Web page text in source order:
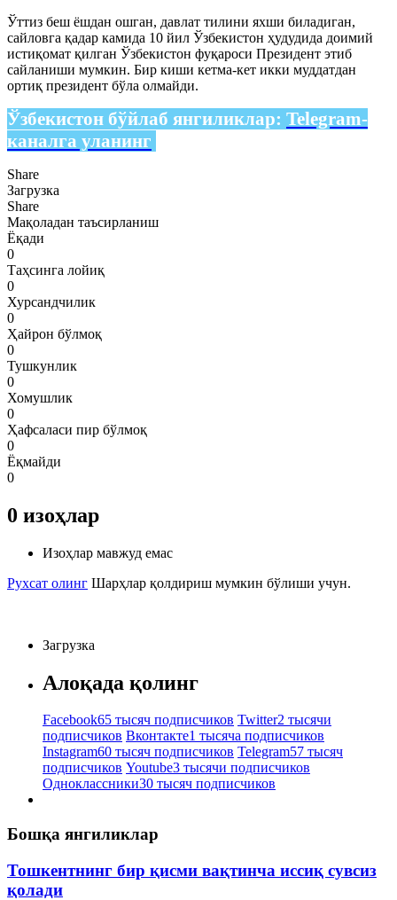
Ўттиз беш ёшдан ошган, давлат тилини яхши биладиган,
сайловга қадар камида 10 йил Ўзбекистон ҳудудида доимий
истиқомат қилган Ўзбекистон фуқароси Президент этиб
сайланиши мумкин. Бир киши кетма-кет икки муддатдан
ортиқ президент бўла олмайди.
Ўзбекистон бўйлаб янгиликлар: Telegram-
каналга уланинг
Share
Загрузка
Share
Мақоладан таъсирланиш
Ёқади
0
Таҳсинга лойиқ
0
Хурсандчилик
0
Ҳайрон бўлмоқ
0
Тушкунлик
0
Хомушлик
0
Ҳафсаласи пир бўлмоқ
0
Ёқмайди
0
0 изоҳлар
Изоҳлар мавжуд емас
Рухсат олинг Шарҳлар қолдириш мумкин бўлиши учун.
Загрузка
Алоқада қолинг
Facebook65 тысяч подписчиков Twitter2 тысячи
подписчиков Вконтакте1 тысяча подписчиков
Instagram60 тысяч подписчиков Telegram57 тысяч
подписчиков Youtube3 тысячи подписчиков
Одноклассники30 тысяч подписчиков
Бошқа янгиликлар
Тошкентнинг бир қисми вақтинча иссиқ сувсиз
қолади